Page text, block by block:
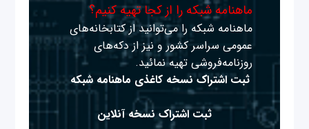
ماهنامه شبکه را از کجا تهیه کنیم؟
ماهنامه شبکه را می‌توانید از کتابخانه‌های
عمومی سراسر کشور و نیز از دکه‌های
روزنامه‌فروشی تهیه نمائید.
ثبت اشتراک نسخه کاغذی ماهنامه شبکه
ثبت اشتراک نسخه آنلاین